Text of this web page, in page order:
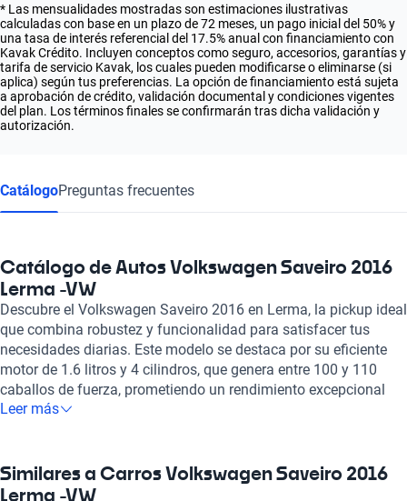
* Las mensualidades mostradas son estimaciones ilustrativas
calculadas con base en un plazo de 72 meses, un pago inicial del 50% y
una tasa de interés referencial del 17.5% anual con financiamiento con
Kavak Crédito. Incluyen conceptos como seguro, accesorios, garantías y
tarifa de servicio Kavak, los cuales pueden modificarse o eliminarse (si
aplica) según tus preferencias. La opción de financiamiento está sujeta
a aprobación de crédito, validación documental y condiciones vigentes
del plan. Los términos finales se confirmarán tras dicha validación y
autorización.
CatálogoPreguntas frecuentes
Catálogo de Autos Volkswagen Saveiro 2016
Lerma -VW
Descubre el Volkswagen Saveiro 2016 en Lerma, la pickup ideal
que combina robustez y funcionalidad para satisfacer tus
necesidades diarias. Este modelo se destaca por su eficiente
motor de 1.6 litros y 4 cilindros, que genera entre 100 y 110
caballos de fuerza, prometiendo un rendimiento excepcional
tanto en la ciudad como en la carretera. Su diseño ofrece
carga con facilidad. Con un consumo de combustible de solo
6.1 litros cada 100 km, el Volkswagen Saveiro 2016 garantiza
Leer más
Similares a Carros Volkswagen Saveiro 2016
Lerma -VW